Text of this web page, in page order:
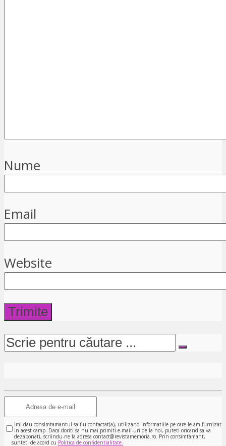
Nume
Email
Website
Imi dau consimtamantul sa fiu contactat(a), utilizand informatiile pe care le-am furnizat
in acest camp. Daca doriti sa nu mai primiti e-mail-uri de la noi, puteti oricand sa va
dezabonati, scriindu-ne la adresa contact@revistamemoria.ro. Prin consimtamant,
sunteti de acord cu Politica de confidentialitate.